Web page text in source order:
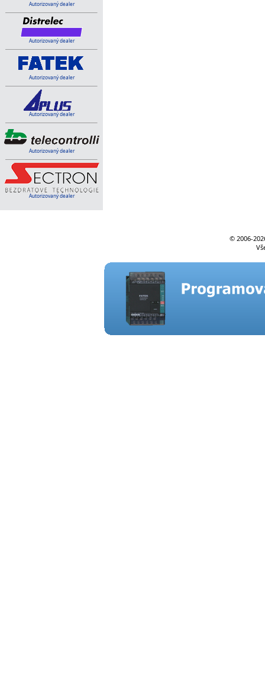
Autorizovaný dealer
Autorizovaný dealer
Autorizovaný dealer
Autorizovaný dealer
Autorizovaný dealer
Autorizovaný dealer
© 2006-